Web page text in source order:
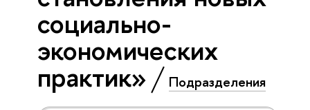
социально-
экономических
практик» Подразделения